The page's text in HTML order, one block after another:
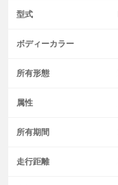
型式
ボディーカラー
所有形態
属性
所有期間
走行距離